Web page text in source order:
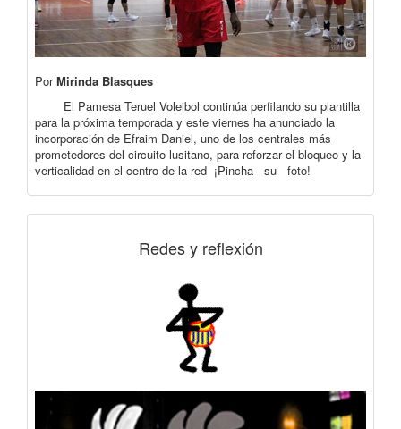
PorMirinda Blasques
El Pamesa Teruel Voleibol continúa perfilando su plantilla
para la próxima temporada y este viernes ha anunciado la
incorporación de Efraim Daniel, uno de los centrales más
prometedores del circuito lusitano, para reforzar el bloqueo y la
verticalidad en el centro de la red ¡Pincha su foto!
Redes y reflexión